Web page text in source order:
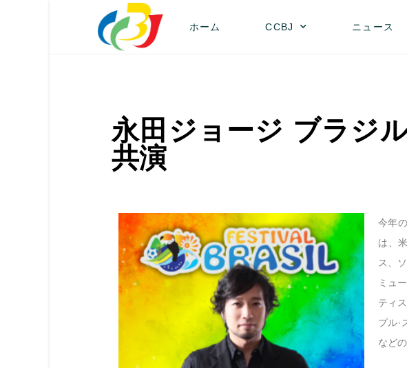
ホーム CCBJ ニュース
永田ジョージ ブラジ
共演
今年
は、
ス、
ミュ
ティ
プル·
など